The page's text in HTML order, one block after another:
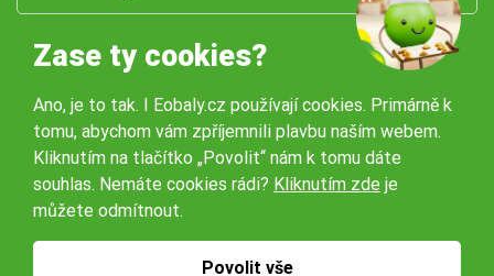
Naše pobočky:
Obchodní podmínky
Zase ty cookies?
Ano, je to tak. I Eobaly.cz používají cookies. Primárně k
tomu, abychom vám zpříjemnili plavbu naším webem.
Kliknutím na tlačítko „Povolit“ nám k tomu dáte
souhlas. Nemáte cookies rádi? Kliknutím zde je
můžete odmítnout.
Povolit vše